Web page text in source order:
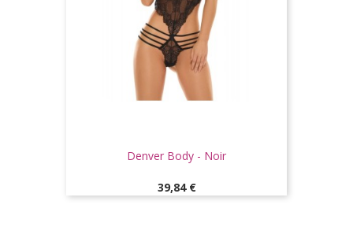
Denver Body - Noir
Prix
39,84 €